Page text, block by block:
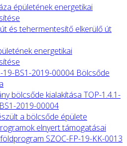
épületének energetikai
és tehermentesítő elkerülő út
energetikai
19-BS1-2019-00004 Bölcsőde
bölcsőde kialakítása TOP-1.4.1-
2019-00004
a bölcsőde épülete
elnyert támogatásai
SZOC-FP-19-KK-0013